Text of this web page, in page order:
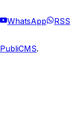
WhatsApp RSS
PubliCMS.